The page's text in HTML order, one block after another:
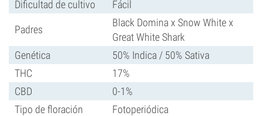
Dificultad de cultivo
Fácil
Padres
Black Domina x Snow White x
Great White Shark
Genética
50% Indica / 50% Sativa
THC
17%
CBD
0-1%
Tipo de floración
Fotoperiódica